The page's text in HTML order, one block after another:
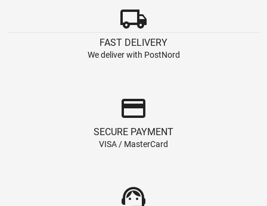
local_shipping
FAST DELIVERY
We deliver with PostNord
credit_card
SECURE PAYMENT
VISA / MasterCard
support_agent